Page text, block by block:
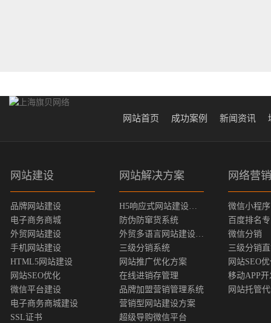
网站首页 成功案例 新闻资讯
网站建设
品牌网站建设
电子商务商城
外贸网站建设
手机网站建设
HTML5网站建设
网站SEO优化
微信平台建设
电子商务商城建设
SSL证书
网站解决方案
防伪防窜货系统
三级分销系统
网站推广优化方案
在线进销存管理
品牌加盟营销管理系统
营销型网站建设方案
超级导购微信平台
网络营销
微信小程序
百度排名
微信分销
三级分销
网站SEO
移动APP开
网站托管